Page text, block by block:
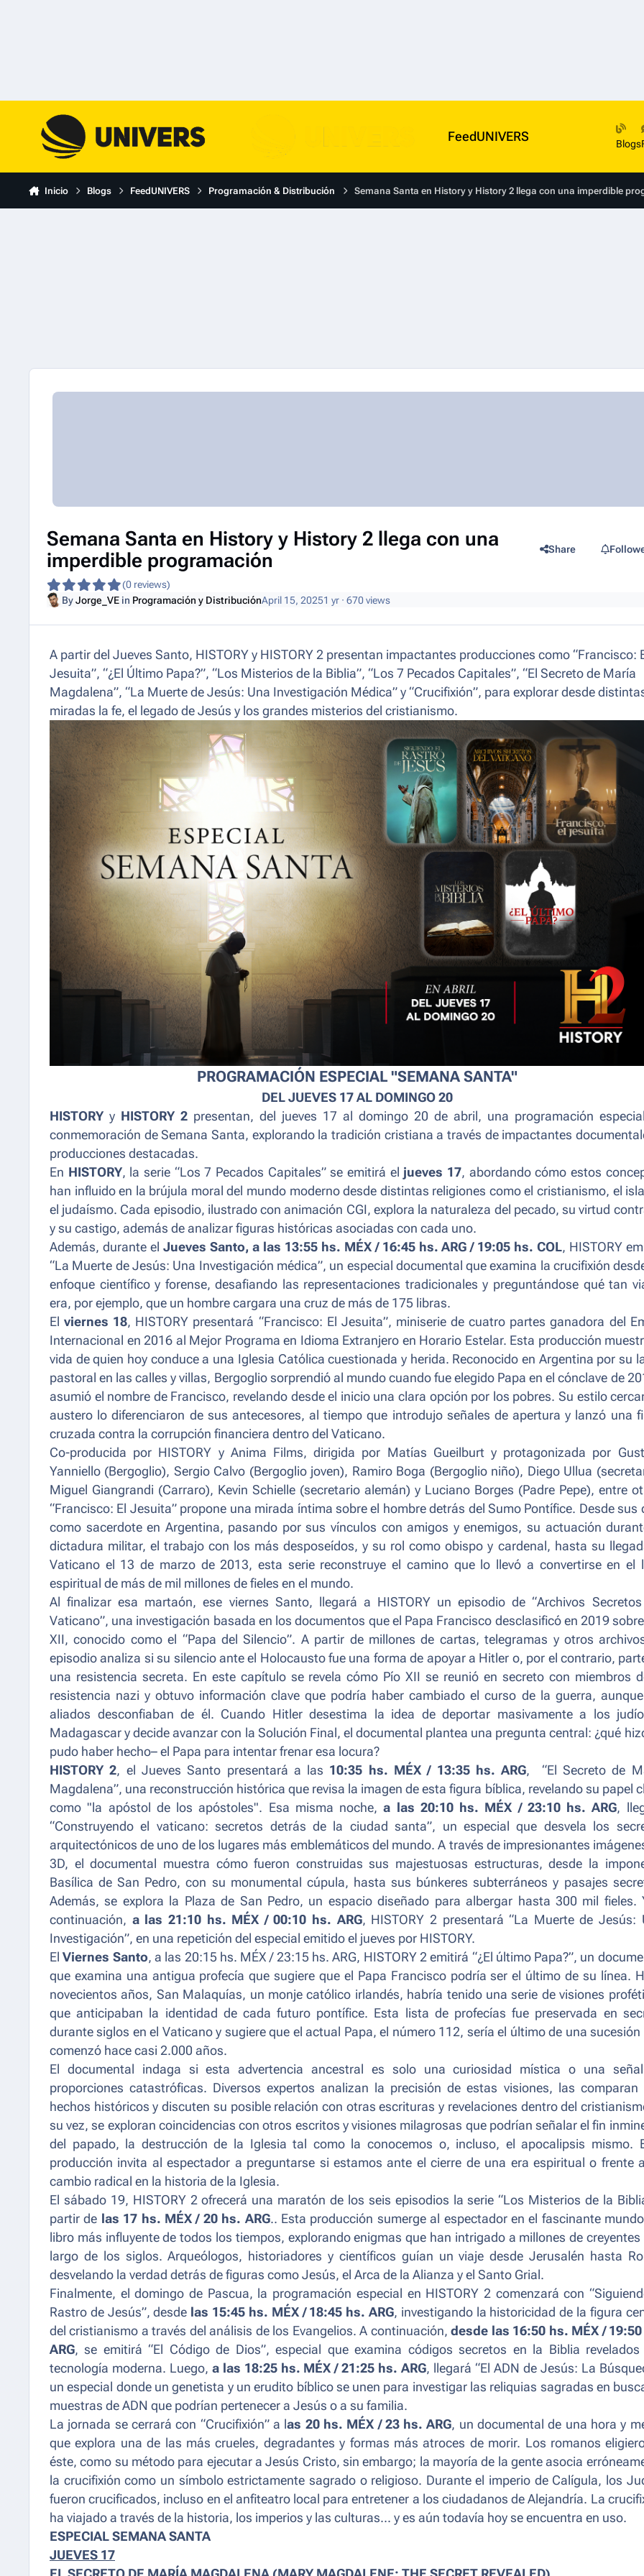
FeedUNIVERS Blogs
Inicio Blogs FeedUNIVERS Programación & Distribución Semana Santa en History y History 2 llega con una imperdible
Semana Santa en History y History 2 llega con una
imperdible programación
(0 reviews)
Share
ByJorge_VEin Programación y DistribuciónApril 15, 20251 yr· 670 views
A partir del Jueves Santo, HISTORY y HISTORY 2 presentan impactantes producciones como “Francisco:
Jesuita”, “¿El Último Papa?”, “Los Misterios de la Biblia”, “Los 7 Pecados Capitales”, “El Secreto de María
Magdalena”, “La Muerte de Jesús: Una Investigación Médica” y “Crucifixión”, para explorar desde
miradas la fe, el legado de Jesús y los grandes misterios del cristianismo.
PROGRAMACIÓN ESPECIAL "SEMANA SANTA"
DEL JUEVES 17 AL DOMINGO 20
HISTORY y HISTORY 2presentan, del jueves 17 al domingo 20 de abril, una programación
conmemoración de Semana Santa, explorando la tradición cristiana a través de impactantes
producciones destacadas.
En HISTORY, la serie “Los 7 Pecados Capitales” se emitirá el jueves 17, abordando cómo estos
han influido en la brújula moral del mundo moderno desde distintas religiones como el cristianismo, el
el judaísmo. Cada episodio, ilustrado con animación CGI, explora la naturaleza del pecado, su virtud
y su castigo, además de analizar figuras históricas asociadas con cada uno.
Además, durante el Jueves Santo, a las 13:55 hs. MÉX / 16:45 hs. ARG / 19:05 hs. COL, HISTORY
“La Muerte de Jesús: Una Investigación médica”, un especial documental que examina la crucifixión
enfoque científico y forense, desafiando las representaciones tradicionales y preguntándose qué tan
era, por ejemplo, que un hombre cargara una cruz de más de 175 libras.
Elviernes 18, HISTORY presentará “Francisco: El Jesuita”, miniserie de cuatro partes ganadora del
Internacional en 2016 al Mejor Programa en Idioma Extranjero en Horario Estelar. Esta producción
vida de quien hoy conduce a una Iglesia Católica cuestionada y herida. Reconocido en Argentina por su
pastoral en las calles y villas, Bergoglio sorprendió al mundo cuando fue elegido Papa en el cónclave de
asumió el nombre de Francisco, revelando desde el inicio una clara opción por los pobres. Su estilo
austero lo diferenciaron de sus antecesores, al tiempo que introdujo señales de apertura y lanzó una
cruzada contra la corrupción financiera dentro del Vaticano.
Co-producida por HISTORY y Anima Films, dirigida por Matías Gueilburt y protagonizada por
Yanniello (Bergoglio), Sergio Calvo (Bergoglio joven), Ramiro Boga (Bergoglio niño), Diego Ullua
Miguel Giangrandi (Carraro), Kevin Schielle (secretario alemán) y Luciano Borges (Padre Pepe), entre
“Francisco: El Jesuita” propone una mirada íntima sobre el hombre detrás del Sumo Pontífice. Desde sus
como sacerdote en Argentina, pasando por sus vínculos con amigos y enemigos, su actuación
dictadura militar, el trabajo con los más desposeídos, y su rol como obispo y cardenal, hasta su
Vaticano el 13 de marzo de 2013, esta serie reconstruye el camino que lo llevó a convertirse en el
espiritual de más de mil millones de fieles en el mundo.
Al finalizar esa martaón, ese viernes Santo, llegará a HISTORY un episodio de “Archivos
Vaticano”, una investigación basada en los documentos que el Papa Francisco desclasificó en 2019
XII, conocido como el “Papa del Silencio”. A partir de millones de cartas, telegramas y otros
episodio analiza si su silencio ante el Holocausto fue una forma de apoyar a Hitler o, por el contrario,
una resistencia secreta. En este capítulo se revela cómo Pío XII se reunió en secreto con miembros
resistencia nazi y obtuvo información clave que podría haber cambiado el curso de la guerra,
aliados desconfiaban de él. Cuando Hitler desestima la idea de deportar masivamente a los
Madagascar y decide avanzar con la Solución Final, el documental plantea una pregunta central: ¿qué
pudo haber hecho– el Papa para intentar frenar esa locura?
HISTORY 2, el Jueves Santo presentará a las 10:35 hs. MÉX / 13:35 hs. ARG, “El Secreto de
Magdalena”, una reconstrucción histórica que revisa la imagen de esta figura bíblica, revelando su papel
como "la apóstol de los apóstoles". Esa misma noche,a las 20:10 hs. MÉX / 23:10 hs. ARG,
“Construyendo el vaticano: secretos detrás de la ciudad santa”, un especial que desvela los
arquitectónicos de uno de los lugares más emblemáticos del mundo. A través de impresionantes
3D, el documental muestra cómo fueron construidas sus majestuosas estructuras, desde la
Basílica de San Pedro, con su monumental cúpula, hasta sus búnkeres subterráneos y pasajes
Además, se explora la Plaza de San Pedro, un espacio diseñado para albergar hasta 300 mil fieles.
continuación, a las 21:10 hs. MÉX / 00:10 hs. ARG, HISTORY 2 presentará “La Muerte de Jesús:
Investigación”, en una repetición del especial emitido el jueves por HISTORY.
El Viernes Santo, a las 20:15 hs. MÉX / 23:15 hs. ARG, HISTORY 2 emitirá “¿El último Papa?”, un
que examina una antigua profecía que sugiere que el Papa Francisco podría ser el último de su línea.
novecientos años, San Malaquías, un monje católico irlandés, habría tenido una serie de visiones
que anticipaban la identidad de cada futuro pontífice. Esta lista de profecías fue preservada en
durante siglos en el Vaticano y sugiere que el actual Papa, el número 112, sería el último de una sucesión
comenzó hace casi 2.000 años.
El documental indaga si esta advertencia ancestral es solo una curiosidad mística o una
proporciones catastróficas. Diversos expertos analizan la precisión de estas visiones, las comparan
hechos históricos y discuten su posible relación con otras escrituras y revelaciones dentro del
su vez, se exploran coincidencias con otros escritos y visiones milagrosas que podrían señalar el fin
del papado, la destrucción de la Iglesia tal como la conocemos o, incluso, el apocalipsis mismo.
producción invita al espectador a preguntarse si estamos ante el cierre de una era espiritual o frente
cambio radical en la historia de la Iglesia.
El sábado 19, HISTORY 2 ofrecerá una maratón de los seis episodios la serie “Los Misterios de la
partir de las 17 hs. MÉX / 20 hs. ARG.. Esta producción sumerge al espectador en el fascinante
libro más influyente de todos los tiempos, explorando enigmas que han intrigado a millones de creyentes
largo de los siglos. Arqueólogos, historiadores y científicos guían un viaje desde Jerusalén hasta
desvelando la verdad detrás de figuras como Jesús, el Arca de la Alianza y el Santo Grial.
Finalmente, el domingo de Pascua, la programación especial en HISTORY 2 comenzará con “
Rastro de Jesús”, desde las 15:45 hs. MÉX / 18:45 hs. ARG, investigando la historicidad de la figura
del cristianismo a través del análisis de los Evangelios. A continuación,desde las 16:50 hs. MÉX /
ARG, se emitirá “El Código de Dios”, especial que examina códigos secretos en la Biblia
tecnología moderna. Luego, a las 18:25 hs. MÉX / 21:25 hs. ARG, llegará “El ADN de Jesús: La
un especial donde un genetista y un erudito bíblico se unen para investigar las reliquias sagradas en
muestras de ADN que podrían pertenecer a Jesús o a su familia.
La jornada se cerrará con “Crucifixión” a las 20 hs. MÉX / 23 hs. ARG, un documental de una hora y
que explora una de las más crueles, degradantes y formas más atroces de morir. Los romanos
éste, como su método para ejecutar a Jesús Cristo, sin embargo; la mayoría de la gente asocia
la crucifixión como un símbolo estrictamente sagrado o religioso. Durante el imperio de Calígula, los
fueron crucificados, incluso en el anfiteatro local para entretener a los ciudadanos de Alejandría. La
ha viajado a través de la historia, los imperios y las culturas... y es aún todavía hoy se encuentra en uso.
ESPECIAL SEMANA SANTA
JUEVES 17